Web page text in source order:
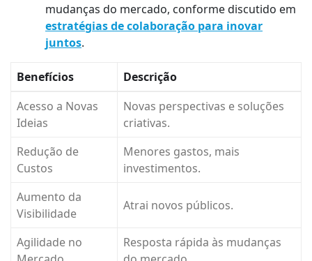
mudanças do mercado, conforme discutido em
estratégias de colaboração para inovar
juntos.
Benefícios
Descrição
Acesso a Novas
Ideias
Novas perspectivas e soluções
criativas.
Redução de
Custos
Menores gastos, mais
investimentos.
Aumento da
Visibilidade
Atrai novos públicos.
Agilidade no
Resposta rápida às mudanças